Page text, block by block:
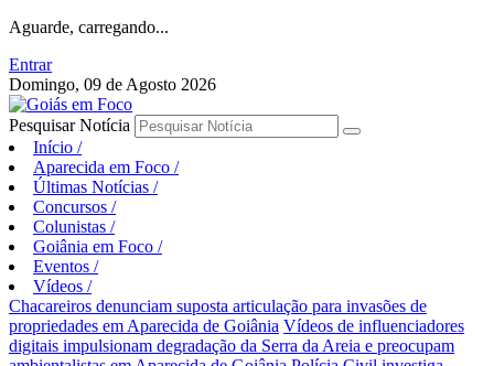
Aguarde, carregando...
Entrar
Domingo, 09 de Agosto 2026
Pesquisar Notícia
Início /
Aparecida em Foco /
Últimas Notícias /
Concursos /
Colunistas /
Goiânia em Foco /
Eventos /
Vídeos /
Chacareiros denunciam suposta articulação para invasões de
propriedades em Aparecida de Goiânia Vídeos de influenciadores
digitais impulsionam degradação da Serra da Areia e preocupam